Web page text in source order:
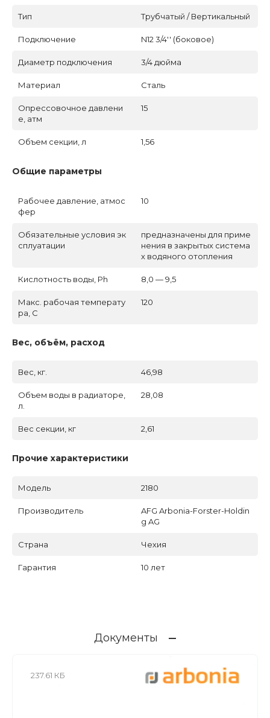
Тип Трубчатый / Вертикальный
Подключение N12 3/4'' (боковое)
Диаметр подключения 3/4 дюйма
Материал Сталь
Опрессовочное давлени
е, атм
15
Объем секции, л 1,56
Общие параметры
Рабочее давление, атмос
фер
10
Обязательные условия эк
сплуатации
предназначены для приме
нения в закрытых система
х водяного отопления
Кислотность воды, Ph 8,0 — 9,5
Макс. рабочая температу
ра, C
120
Вес, объём, расход
Вес, кг. 46,98
Объем воды в радиаторе,
л.
28,08
Вес секции, кг 2,61
Прочие характеристики
Модель 2180
Производитель
AFG Arbonia-Forster-Holdin
g AG
Страна Чехия
Гарантия 10 лет
Документы
237.61 КБ